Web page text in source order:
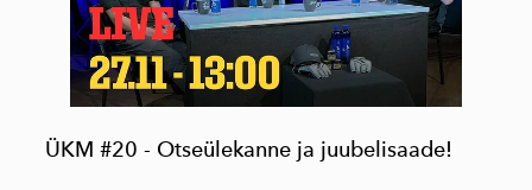
ÜKM #20 - Otseülekanne ja juubelisaade!